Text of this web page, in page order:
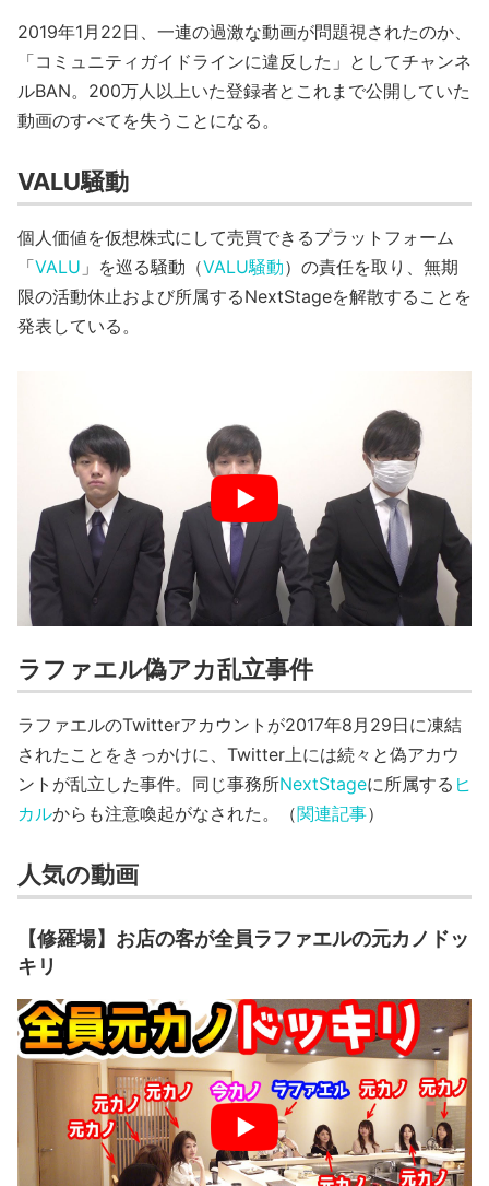
2019年1月22日、一連の過激な動画が問題視されたのか、
「コミュニティガイドラインに違反した」としてチャンネ
ルBAN。200万人以上いた登録者とこれまで公開していた
動画のすべてを失うことになる。
VALU騒動
個人価値を仮想株式にして売買できるプラットフォーム
「VALU 」を巡る騒動（VALU騒動）の責任を取り、無期
限の活動休止および所属するNextStageを解散することを
発表している。
ラファエル偽アカ乱立事件
ラファエルのTwitterアカウントが2017年8月29日に凍結
されたことをきっかけに、Twitter上には続々と偽アカウ
ントが乱立した事件。同じ事務所NextStageに所属する ヒ
カルからも注意喚起がなされた。（関連記事）
人気の動画
【修羅場】お店の客が全員ラファエルの元カノドッ
キリ